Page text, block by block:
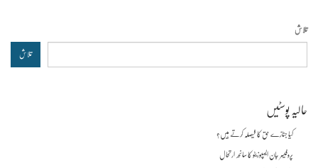
تلاش
تلاش
حالیہ پوسٹیں
کیا جنازے حق کا فیصلہ کرتے ہیں؟
پروفیسر جان ایسپوزیٹو کا سانحہ ارتحال